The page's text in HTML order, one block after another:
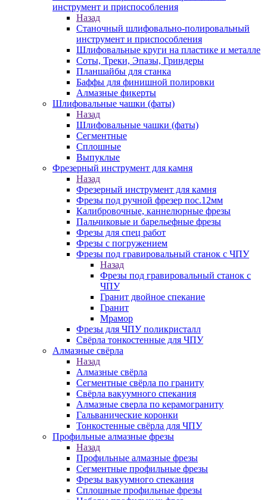
инструмент и приспособления
Назад
Станочный шлифовально-полировальный
инструмент и приспособления
Шлифовальные круги на пластике и металле
Соты, Треки, Эпазы, Гриндеры
Планшайбы для станка
Баффы для финишной полировки
Алмазные фикерты
Шлифовальные чашки (фаты)
Назад
Шлифовальные чашки (фаты)
Сегментные
Сплошные
Выпуклые
Фрезерный инструмент для камня
Назад
Фрезерный инструмент для камня
Фрезы под ручной фрезер пос.12мм
Калибровочные, каннелюрные фрезы
Пальчиковые и барельефные фрезы
Фрезы для спец работ
Фрезы с погружением
Фрезы под гравировальный станок с ЧПУ
Назад
Фрезы под гравировальный станок с
ЧПУ
Гранит двойное спекание
Гранит
Мрамор
Фрезы для ЧПУ поликристалл
Свёрла тонкостенные для ЧПУ
Алмазные свёрла
Назад
Алмазные свёрла
Сегментные свёрла по граниту
Свёрла вакуумного спекания
Алмазные сверла по керамограниту
Гальванические коронки
Тонкостенные свёрла для ЧПУ
Профильные алмазные фрезы
Назад
Профильные алмазные фрезы
Сегментные профильные фрезы
Фрезы вакуумного спекания
Сплошные профильные фрезы